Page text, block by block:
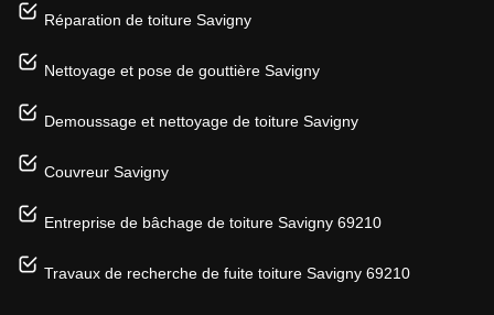
Réparation de toiture Savigny
Nettoyage et pose de gouttière Savigny
Demoussage et nettoyage de toiture Savigny
Couvreur Savigny
Entreprise de bâchage de toiture Savigny 69210
Travaux de recherche de fuite toiture Savigny 69210